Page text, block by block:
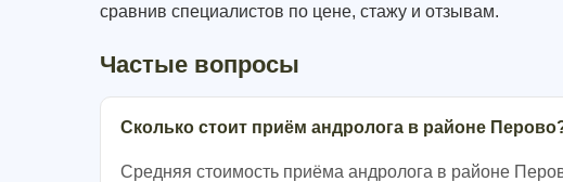
сравнив специалистов по цене, стажу и отзывам.
Частые вопросы
Сколько стоит приём андролога в районе
Средняя стоимость приёма андролога в районе